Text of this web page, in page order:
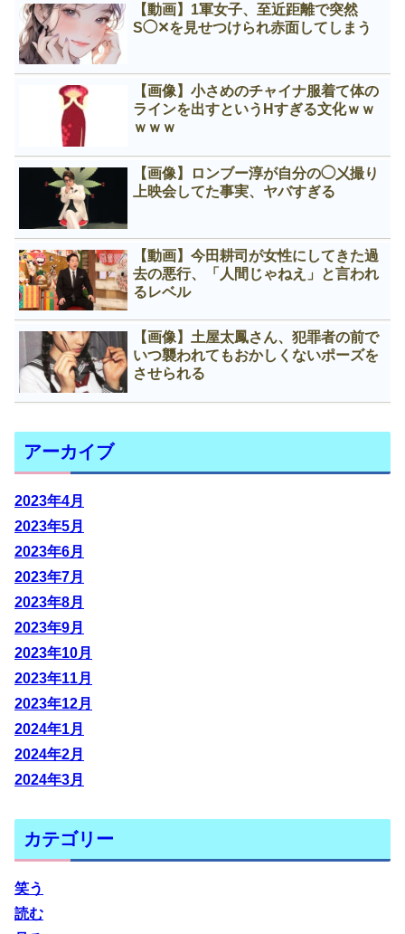
【動画】1軍女子、至近距離で突然
S◯✕を見せつけられ赤面してしまう
【画像】小さめのチャイナ服着て体の
ラインを出すというНすぎる文化ｗｗ
ｗｗｗ
【画像】ロンブー淳が自分の◯㐅撮り
上映会してた事実、ヤバすぎる
【動画】今田耕司が女性にしてきた過
去の悪行、「人間じゃねえ」と言われ
るレベル
【画像】土屋太鳳さん、犯罪者の前で
いつ襲われてもおかしくないポーズを
させられる
アーカイブ
2023年4月
2023年5月
2023年6月
2023年7月
2023年8月
2023年9月
2023年10月
2023年11月
2023年12月
2024年1月
2024年2月
2024年3月
カテゴリー
笑う
読む